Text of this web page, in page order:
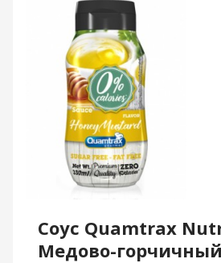
Соус Quamtrax
Медово-